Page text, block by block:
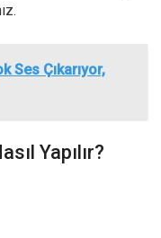
Ses Çıkarıyor,
Yapılır?